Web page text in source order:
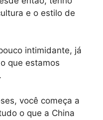
e o estilo de
intimidante, já
que estamos
você começa a
o que a China